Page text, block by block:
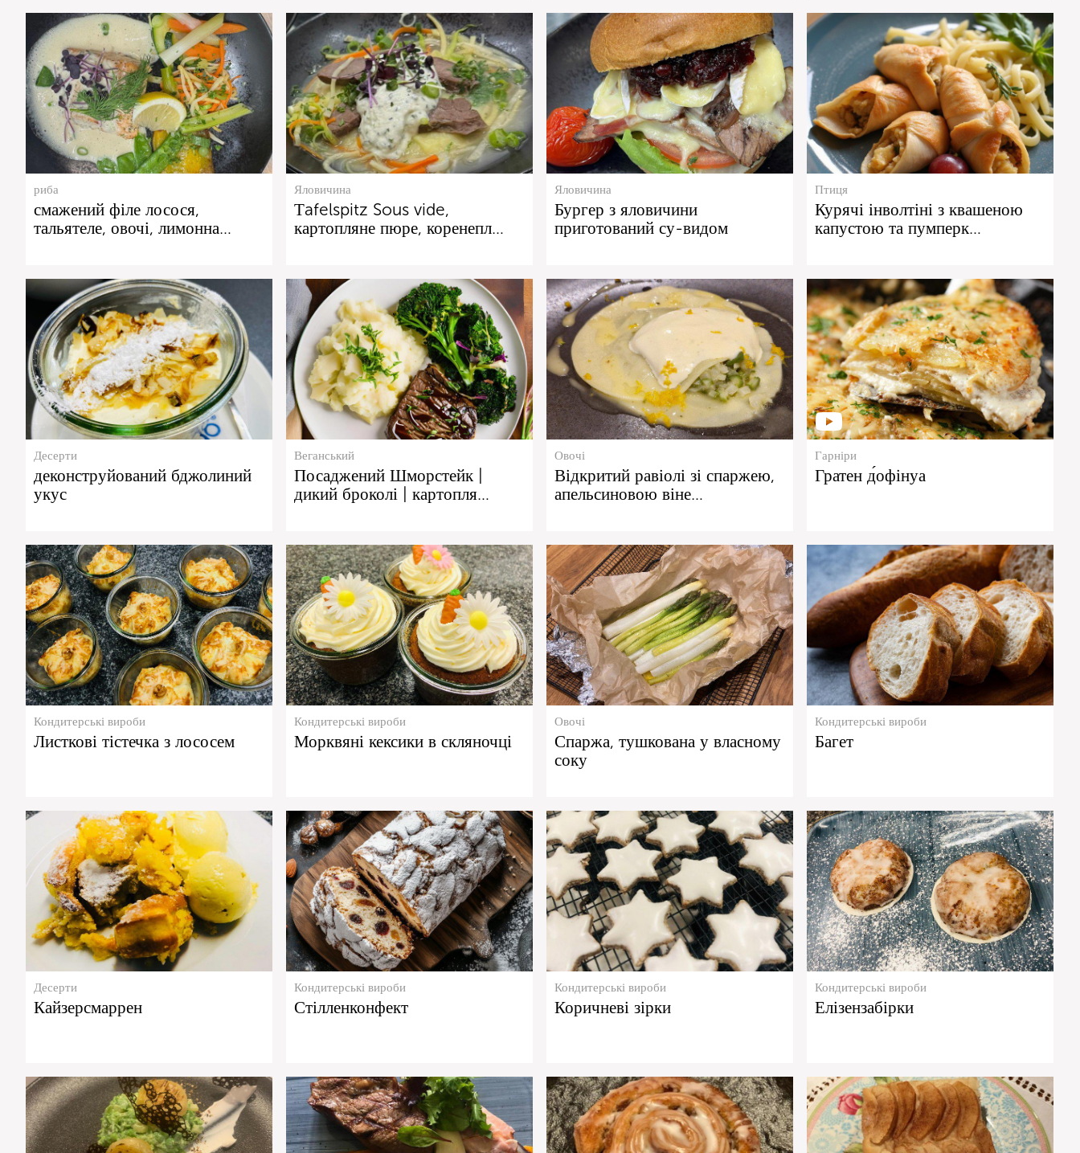
риба
смажений філе лосося,
тальятеле, овочі, лимонна…
Яловичина
Тafelspitz Sous vide,
картопляне пюре, коренепл…
Яловичина
Бургер з яловичини
приготований су-видом
Птиця
Курячі інволтіні з квашеною
капустою та пумперк…
Десерти
деконструйований бджолиний
укус
Веганський
Посаджений Шморстейк |
дикий броколі | картопля…
Овочі
Відкритий равіолі зі спаржею,
апельсиновою віне…
Гарніри
Гратен д́офінуа
Кондитерські вироби
Листкові тістечка з лососем
Кондитерські вироби
Морквяні кексики в скляночці
Овочі
Спаржа, тушкована у власному
соку
Кондитерські вироби
Багет
Десерти
Кайзерсмаррен
Кондитерські вироби
Стілленконфект
Кондитерські вироби
Коричневі зірки
Кондитерські вироби
Елізензабірки